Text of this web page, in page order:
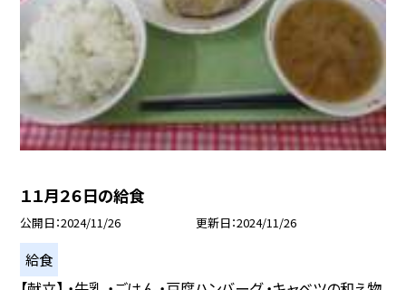
１１月２６日の給食
公開日 2024/11/26 更新日 2024/11/26
給食